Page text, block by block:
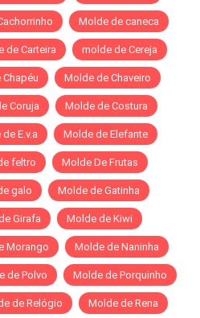
Molde de caneca
de Carteira molde de Cereja
Molde de Chaveiro
Coruja Molde de Costura
E.v.a Molde de Elefante
feltro Molde De Frutas
galo Molde de Gatinha
Girafa Molde de Kiwi
Morango Molde de Naninha
de Polvo Molde de Porquinho
de Relógio Molde de Rena